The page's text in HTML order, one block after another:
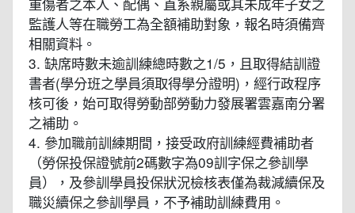
監護人等在職勞工為全額補助對象，報名時須備齊
相關資料。
3. 缺席時數未逾訓練總時數之1/5，且取得結訓證
書者(學分班之學員須取得學分證明)，經行政程序
核可後，始可取得勞動部勞動力發展署雲嘉南分署
之補助。
4. 參加職前訓練期間，接受政府訓練經費補助者
（勞保投保證號前2碼數字為09訓字保之參訓學
員），及參訓學員投保狀況檢核表僅為裁減續保及
職災續保之參訓學員，不予補助訓練費用。